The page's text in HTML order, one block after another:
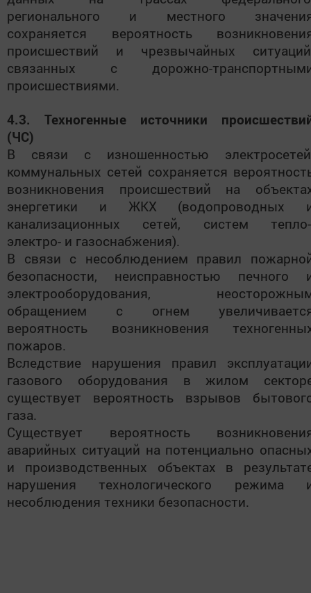
регионального и местного
сохраняется вероятность
происшествий и чрезвычайных
связанных с дорожно-
происшествиями.
4.3. Техногенные источники
(ЧС)
В связи с изношенностью
коммунальных сетей сохраняется
возникновения происшествий на
энергетики и ЖКХ (водопроводных
канализационных сетей, систем
электро- и газоснабжения).
В связи с несоблюдением правил
безопасности, неисправностью печного
электрооборудования,
обращением с огнем
вероятность возникновения
пожаров.
Вследствие нарушения правил
газового оборудования в жилом
существует вероятность взрывов
газа.
Существует вероятность
аварийных ситуаций на потенциально
и производственных объектах в
нарушения технологического режима
несоблюдения техники безопасности.